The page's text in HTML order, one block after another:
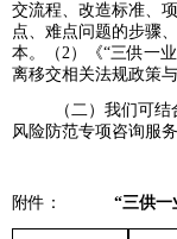
交流程、改造标准、
点、难点问题的步骤
本。（2）
《“三供一
离移交相关法规政策
（二）我们可
风险防范专项咨询服务
附件： “三供一